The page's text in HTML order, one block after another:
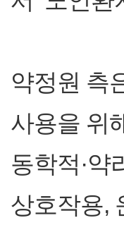
약정원 측
사용을 위
동학적·약
상호작용,